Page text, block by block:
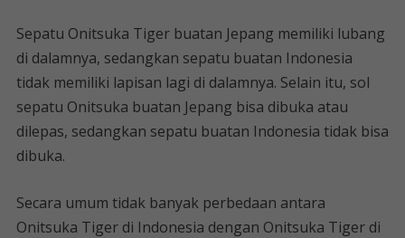
Sepatu Onitsuka Tiger buatan Jepang memiliki lubang
di dalamnya, sedangkan sepatu buatan Indonesia
tidak memiliki lapisan lagi di dalamnya. Selain itu, sol
sepatu Onitsuka buatan Jepang bisa dibuka atau
dilepas, sedangkan sepatu buatan Indonesia tidak bisa
dibuka.
Secara umum tidak banyak perbedaan antara
Onitsuka Tiger di Indonesia dengan Onitsuka Tiger di